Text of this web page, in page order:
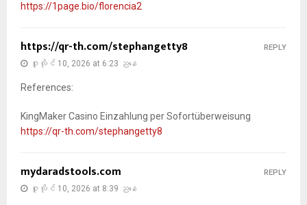
https://1page.bio/florencia2
https://qr-th.com/stephangetty8
ဇူလိုင် 10, 2026 at 6:23 ညနေ
References:
KingMaker Casino Einzahlung per Sofortüberweisung
https://qr-th.com/stephangetty8
REPLY
mydaradstools.com
ဇူလိုင် 10, 2026 at 8:39 ညနေ
REPLY